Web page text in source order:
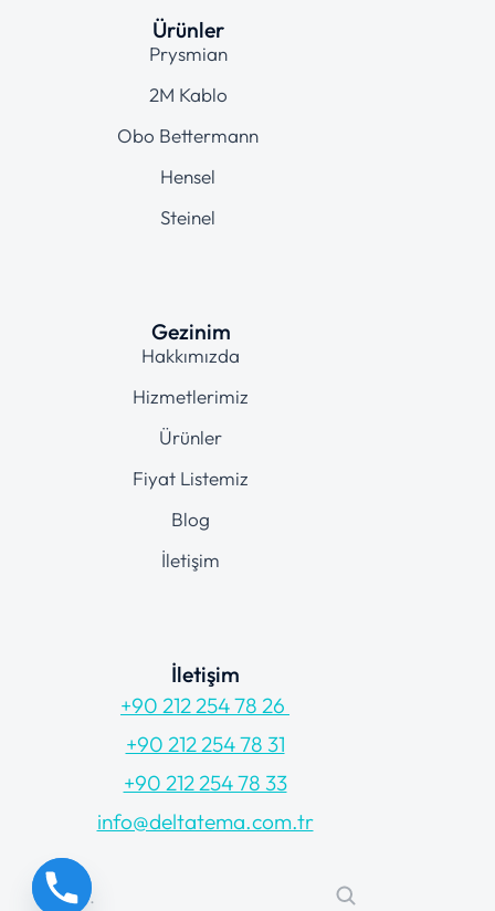
Ürünler
Prysmian
2M Kablo
Obo Bettermann
Hensel
Steinel
Gezinim
Hakkımızda
Hizmetlerimiz
Ürünler
Fiyat Listemiz
Blog
İletişim
İletişim
+90 212 254 78 26
+90 212 254 78 31
+90 212 254 78 33
info@deltatema.com.tr